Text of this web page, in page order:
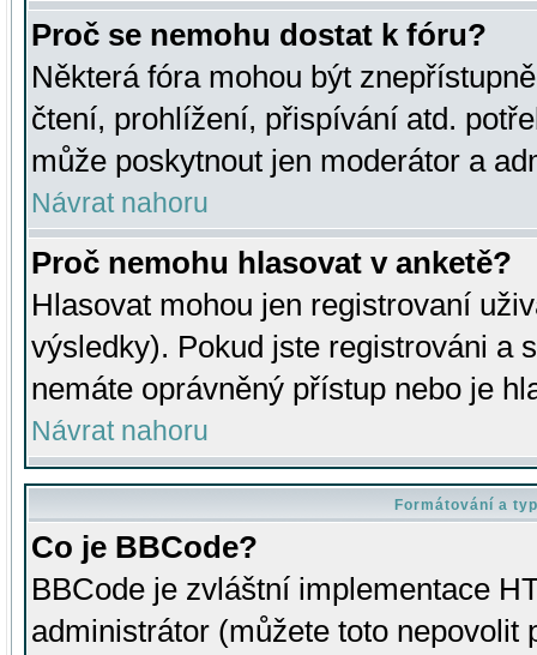
Proč se nemohu dostat k fóru?
Některá fóra mohou být
čtení, prohlížení, přispívání atd.
může poskytnout jen moderátor a
Návrat nahoru
Proč nemohu hlasovat v anketě?
Hlasovat mohou jen registrovaní
výsledky). Pokud jste registrováni a
nemáte oprávněný přístup nebo je
Návrat nahoru
Formátování a
Co je BBCode?
BBCode je zvláštní implementace
administrátor (můžete toto